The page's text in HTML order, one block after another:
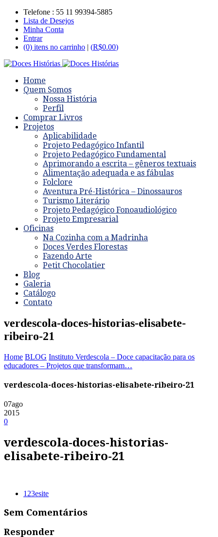
Telefone : 55 11 99394-5885
Lista de Desejos
Minha Conta
Entrar
(0) itens no carrinho | (R$0.00)
Home
Quem Somos
Nossa História
Perfil
Comprar Livros
Projetos
Aplicabilidade
Projeto Pedagógico Infantil
Projeto Pedagógico Fundamental
Aprimorando a escrita – gêneros textuais
Alimentação adequada e as fábulas
Folclore
Aventura Pré-Histórica – Dinossauros
Turismo Literário
Projeto Pedagógico Fonoaudiológico
Projeto Empresarial
Oficinas
Na Cozinha com a Madrinha
Doces Verdes Florestas
Fazendo Arte
Petit Chocolatier
Blog
Galeria
Catálogo
Contato
verdescola-doces-historias-elisabete-
ribeiro-21
Home BLOG Instituto Verdescola – Doce capacitação para os
educadores – Projetos que transformam…
verdescola-doces-historias-elisabete-ribeiro-21
07ago
2015
0
verdescola-doces-historias-
elisabete-ribeiro-21
123esite
Sem Comentários
Responder